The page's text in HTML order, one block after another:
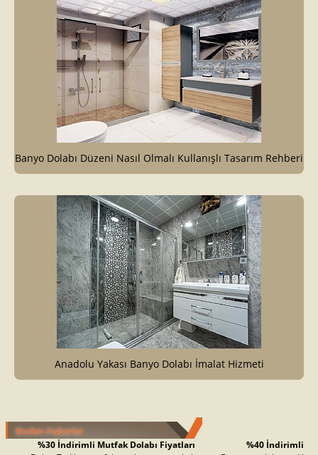
Banyo Dolabı Düzeni Nasıl Olmalı Kullanışlı Tasarım Rehberi
Anadolu Yakası Banyo Dolabı İmalat Hizmeti
Bizden Haberler
İndirimli Mutfak Dolabı Fiyatları
Tadilat, mutfak yenileme ve özel ölçü
Ev Yenileme Fiyatları